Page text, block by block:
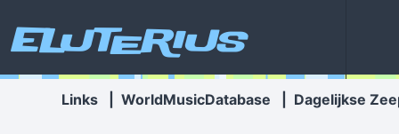
Eluterius
Links WorldMusicDatabase Dagelijkse